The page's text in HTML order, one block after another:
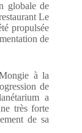
globale de
Le
propulsée
de
à la
de
a
très forte
de sa